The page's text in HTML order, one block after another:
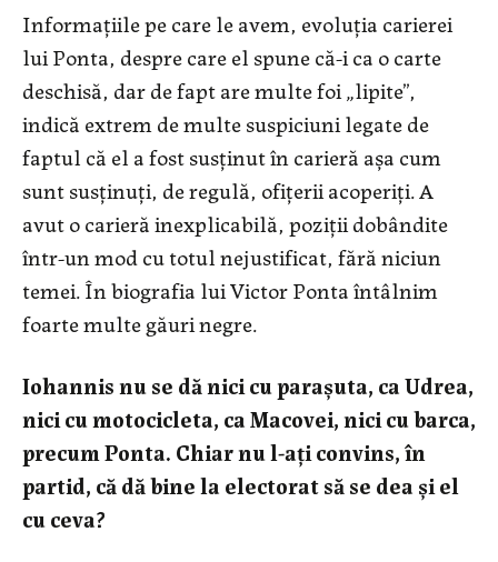
Informaţiile pe care le avem, evoluţia carierei
lui Ponta, despre care el spune că-i ca o carte
deschisă, dar de fapt are multe foi „lipite”,
indică extrem de multe suspiciuni legate de
faptul că el a fost susţinut în carieră aşa cum
sunt susţinuţi, de regulă, ofiţerii acoperiţi. A
avut o carieră inexplicabilă, poziţii dobândite
într-un mod cu totul nejustificat, fără niciun
temei. În biografia lui Victor Ponta întâlnim
foarte multe găuri negre.
Iohannis nu se dă nici cu paraşuta, ca Udrea,
nici cu motocicleta, ca Macovei, nici cu barca,
precum Ponta. Chiar nu l-aţi convins, în
partid, că dă bine la electorat să se dea şi el
cu ceva?